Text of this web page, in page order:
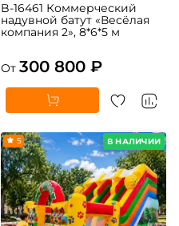
B-16461 Коммерческий
надувной батут «Весёлая
компания 2», 8*6*5 м
От 300 800 ₽
В НАЛИЧИИ
5